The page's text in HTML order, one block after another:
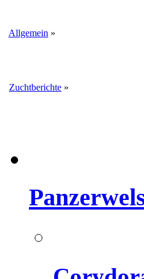
Allgemein »
Zuchtberichte »